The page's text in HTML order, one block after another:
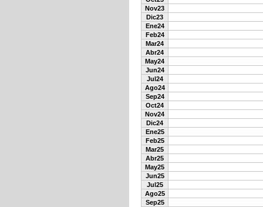
Nov23
Dic23
Ene24
Feb24
Mar24
Abr24
May24
Jun24
Jul24
Ago24
Sep24
Oct24
Nov24
Dic24
Ene25
Feb25
Mar25
Abr25
May25
Jun25
Jul25
Ago25
Sep25